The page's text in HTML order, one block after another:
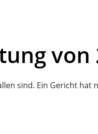
sind. Ein Gericht